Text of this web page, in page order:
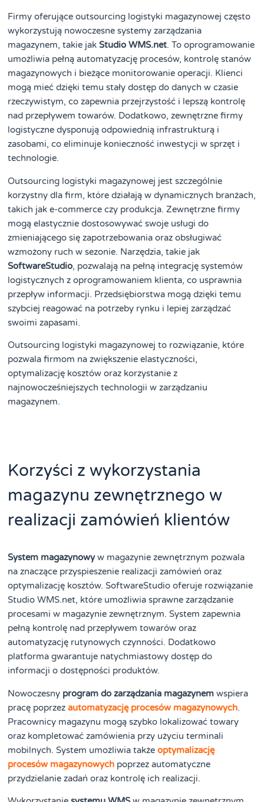
Firmy oferujące outsourcing logistyki magazynowej często
wykorzystują nowoczesne systemy zarządzania
magazynem, takie jakStudio WMS.net. To oprogramowanie
umożliwia pełną automatyzację procesów, kontrolę stanów
magazynowych i bieżące monitorowanie operacji. Klienci
mogą mieć dzięki temu stały dostęp do danych w czasie
rzeczywistym, co zapewnia przejrzystość i lepszą kontrolę
nad przepływem towarów. Dodatkowo, zewnętrzne firmy
logistyczne dysponują odpowiednią infrastrukturą i
zasobami, co eliminuje konieczność inwestycji w sprzęt i
technologie.
Outsourcing logistyki magazynowej jest szczególnie
korzystny dla firm, które działają w dynamicznych branżach,
takich jak e-commerce czy produkcja. Zewnętrzne firmy
mogą elastycznie dostosowywać swoje usługi do
zmieniającego się zapotrzebowania oraz obsługiwać
wzmożony ruch w sezonie. Narzędzia, takie jak
SoftwareStudio, pozwalają na pełną integrację systemów
logistycznych z oprogramowaniem klienta, co usprawnia
przepływ informacji. Przedsiębiorstwa mogą dzięki temu
szybciej reagować na potrzeby rynku i lepiej zarządzać
swoimi zapasami.
Outsourcing logistyki magazynowej to rozwiązanie, które
pozwala firmom na zwiększenie elastyczności,
optymalizację kosztów oraz korzystanie z
najnowocześniejszych technologii w zarządzaniu
magazynem.
Korzyści z wykorzystania
magazynu zewnętrznego w
realizacji zamówień klientów
System magazynowyw magazynie zewnętrznym pozwala
na znaczące przyspieszenie realizacji zamówień oraz
optymalizację kosztów. SoftwareStudio oferuje rozwiązanie
Studio WMS.net, które umożliwia sprawne zarządzanie
procesami w magazynie zewnętrznym. System zapewnia
pełną kontrolę nad przepływem towarów oraz
automatyzację rutynowych czynności. Dodatkowo
platforma gwarantuje natychmiastowy dostęp do
informacji o dostępności produktów.
Nowoczesny program do zarządzania magazynem wspiera
pracę poprzezautomatyzację procesów magazynowych.
Pracownicy magazynu mogą szybko lokalizować towary
oraz kompletować zamówienia przy użyciu terminali
mobilnych. System umożliwia takżeoptymalizację
procesów magazynowych poprzez automatyczne
przydzielanie zadań oraz kontrolę ich realizacji.